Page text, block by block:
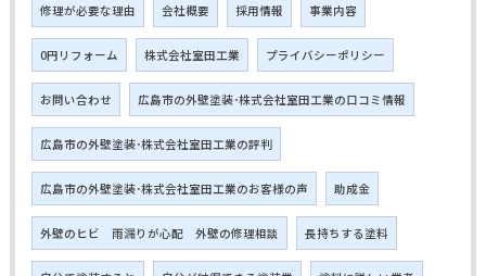
修理が必要な理由 会社概要 採用情報 事業内容
0円リフォーム 株式会社室田工業 プライバシーポリシー
お問い合わせ 広島市の外壁塗装･株式会社室田工業の口コミ情報
広島市の外壁塗装･株式会社室田工業の評判
広島市の外壁塗装･株式会社室田工業のお客様の声 助成金
外壁のヒビ 雨漏りが心配 外壁の修理相談 長持ちする塗料